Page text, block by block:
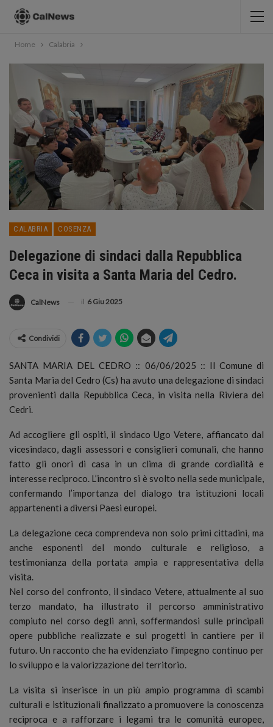
Home Calabria
CALABRIA COSENZA
Delegazione di sindaci dalla Repubblica
Ceca in visita a Santa Maria del Cedro.
CalNews il 6 Giu 2025
Condividi
SANTA MARIA DEL CEDRO :: 06/06/2025 :: Il Comune di
Santa Maria del Cedro (Cs) ha avuto una delegazione di sindaci
provenienti dalla Repubblica Ceca, in visita nella Riviera dei
Cedri.
Ad accogliere gli ospiti, il sindaco Ugo Vetere, affiancato dal
vicesindaco, dagli assessori e consiglieri comunali, che hanno
fatto gli onori di casa in un clima di grande cordialità e
interesse reciproco. L’incontro si è svolto nella sede municipale,
confermando l’importanza del dialogo tra istituzioni locali
appartenenti a diversi Paesi europei.
La delegazione ceca comprendeva non solo primi cittadini, ma
anche esponenti del mondo culturale e religioso, a
testimonianza della portata ampia e rappresentativa della
visita.
Nel corso del confronto, il sindaco Vetere, attualmente al suo
terzo mandato, ha illustrato il percorso amministrativo
compiuto nel corso degli anni, soffermandosi sulle principali
opere pubbliche realizzate e sui progetti in cantiere per il
futuro. Un racconto che ha evidenziato l’impegno continuo per
lo sviluppo e la valorizzazione del territorio.
La visita si inserisce in un più ampio programma di scambi
culturali e istituzionali finalizzato a promuovere la conoscenza
reciproca e a rafforzare i legami tra le comunità europee,